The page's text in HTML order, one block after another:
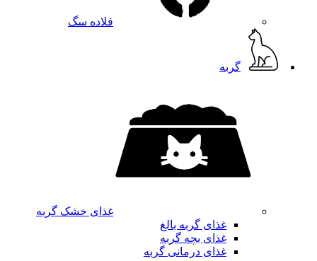
قلاده سگ
گربه
غذای خشک گربه
غذای گربه بالغ
غذای بچه گربه
غذای درمانی گربه